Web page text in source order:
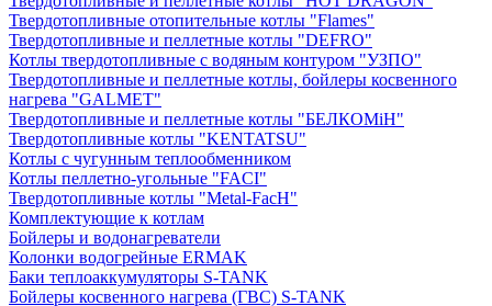
Твердотопливные отопительные котлы "Flames"
Твердотопливные и пеллетные котлы "DEFRO"
Котлы твердотопливные с водяным контуром "УЗПО"
Твердотопливные и пеллетные котлы, бойлеры косвенного
нагрева "GALMET"
Твердотопливные и пеллетные котлы "БЕЛКОМiН"
Твердотопливные котлы "KENTATSU"
Котлы с чугунным теплообменником
Котлы пеллетно-угольные "FACI"
Твердотопливные котлы "Metal-FacH"
Комплектующие к котлам
Бойлеры и водонагреватели
Колонки водогрейные ERMAK
Баки теплоаккумуляторы S-TANK
Бойлеры косвенного нагрева (ГВС) S-TANK